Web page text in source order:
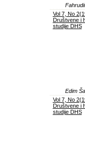
Vol 7, No
Društvene i
studije DHS
Edim
Vol 7, No
Društvene i
studije DHS